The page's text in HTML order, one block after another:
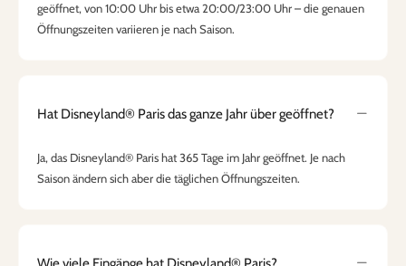
geöffnet, von 10:00 Uhr bis etwa 20:00/23:00 Uhr – die genauen
Öffnungszeiten variieren je nach Saison.
Hat Disneyland® Paris das ganze Jahr über geöffnet?
Ja, das Disneyland® Paris hat 365 Tage im Jahr geöffnet. Je nach
Saison ändern sich aber die täglichen Öffnungszeiten.